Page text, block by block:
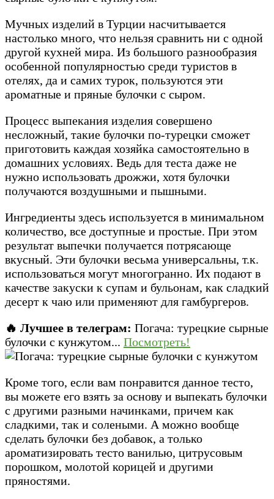
Мучных изделий в Турции насчитывается
настолько много, что нельзя сравнить ни с одной
другой кухней мира. Из большого разнообразия
особенной популярностью среди туристов в
отелях, да и самих турок, пользуются эти
ароматные и пряные булочки с сыром.
Процесс выпекания изделия совершено
несложный, такие булочки по-турецки сможет
приготовить каждая хозяйка самостоятельно в
домашних условиях. Ведь для теста даже не
нужно использовать дрожжи, хотя булочки
получаются воздушными и пышными.
Ингредиенты здесь используется в минимальном
количество, все доступные и простые. При этом
результат выпечки получается потрясающе
вкусный. Эти булочки весьма универсальны, т.к.
использоваться могут многогранно. Их подают в
качестве закуски к супам и бульонам, как сладкий
десерт к чаю или применяют для гамбургеров.
🔥 Лучшее в телеграм: Погача: турецкие сырные
булочки с кунжутом... Посмотреть!
Кроме того, если вам понравится данное тесто,
вы можете его взять за основу и выпекать булочки
с другими разными начинками, причем как
сладкими, так и солеными. А можно вообще
сделать булочки без добавок, а только
ароматизировать тесто ванилью, цитрусовым
порошком, молотой корицей и другими
пряностями.